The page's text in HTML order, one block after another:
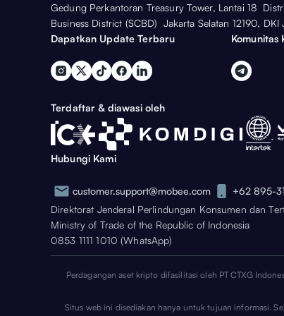
Gedung Perkantoran Treasury Tower, Lantai 18
Business District (SCBD) Jakarta Selatan 12190, DKI
Dapatkan Update Terbaru
Komunitas
Terdaftar & diawasi oleh
Hubungi Kami
customer.support@mobee.com +62 895-
Direktorat Jenderal Perlindungan Konsumen dan
Ministry of Trade of the Republic of Indonesia
0853 1111 1010 (WhatsApp)
Perdagangan aset kripto difasilitasi oleh PT CTXG
Situs web ini disediakan hanya untuk tujuan informasi.